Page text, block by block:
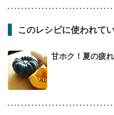
このレシピに使われて
甘ホク！夏の疲